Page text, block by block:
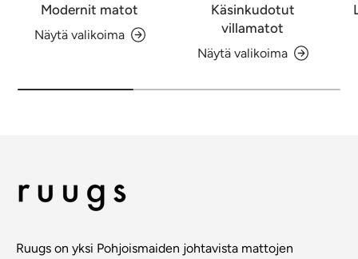
Modernit matot
Näytä valikoima
Käsinkudotut
villamatot
Näytä valikoima
Ruugs on yksi Pohjoismaiden johtavista mattojen